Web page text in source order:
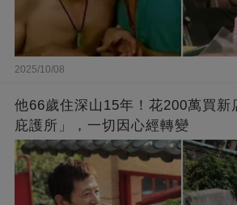
2025/10/08
他66歲住深山15年！花200萬買新
庇護所」，一切因心經轉變